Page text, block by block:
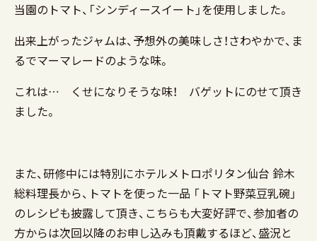
当園のトマト、「シンディースイート」を使用しました。
出来上がったジャムは、予想外の美味しさ！さわやかで、ま
るでマーマレードのような味。
これは… くせになりそうな味！ バゲットにのせて頂き
ました。
また、研修中には特別にホテルメトロポリタン仙台 鈴木
総料理長から、トマトを使った一品 「トマト野菜豆乳碗」
のレシピも披露して頂き、こちらも大変好評で、参加者の
方からは次回以降のお申し込みも頂戴するほど、盛況と